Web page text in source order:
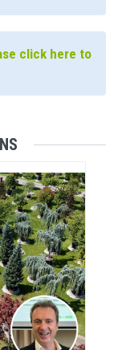
click here to